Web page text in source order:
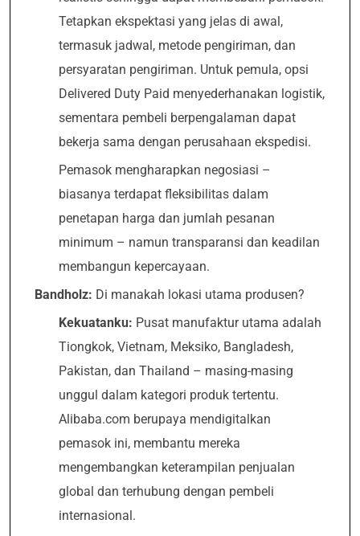
Tetapkan ekspektasi yang jelas di awal,
termasuk jadwal, metode pengiriman, dan
persyaratan pengiriman. Untuk pemula, opsi
Delivered Duty Paid menyederhanakan logistik,
sementara pembeli berpengalaman dapat
bekerja sama dengan perusahaan ekspedisi.
Pemasok mengharapkan negosiasi –
biasanya terdapat fleksibilitas dalam
penetapan harga dan jumlah pesanan
minimum – namun transparansi dan keadilan
membangun kepercayaan.
Bandholz: Di manakah lokasi utama produsen?
Kekuatanku: Pusat manufaktur utama adalah
Tiongkok, Vietnam, Meksiko, Bangladesh,
Pakistan, dan Thailand – masing-masing
unggul dalam kategori produk tertentu.
Alibaba.com berupaya mendigitalkan
pemasok ini, membantu mereka
mengembangkan keterampilan penjualan
global dan terhubung dengan pembeli
internasional.